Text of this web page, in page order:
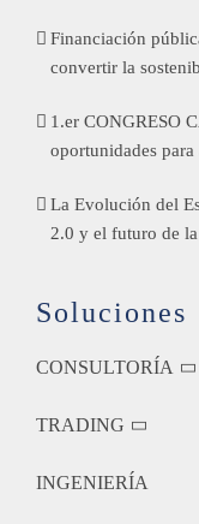
Financiación
convertir la
1.er CONGRESO
oportunidades para
La Evolución del
2.0 y el futuro de
Soluciones
CONSULTORÍA
TRADING
INGENIERÍA